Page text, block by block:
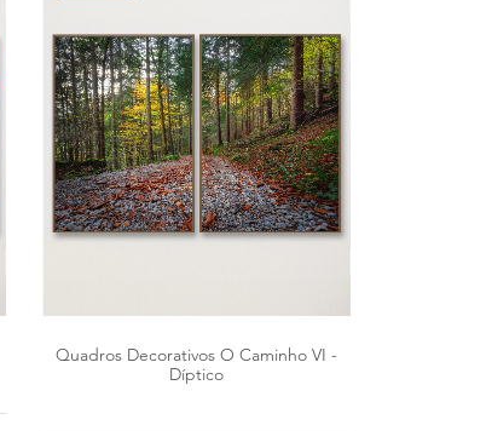
Quadros Decorativos O Caminho VI -
Díptico